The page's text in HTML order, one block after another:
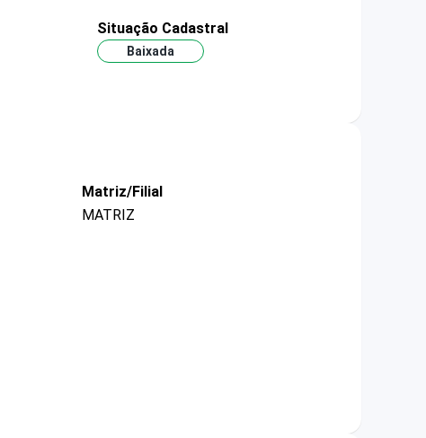
Situação Cadastral
Baixada
Matriz/Filial
MATRIZ